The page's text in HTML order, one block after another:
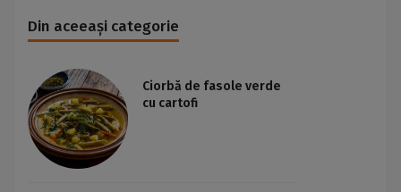
Din aceeași categorie
Ciorbă de fasole verde
cu cartofi